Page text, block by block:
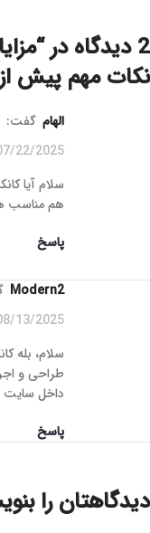
2 دیدگاه در “
نکات مهم پیش
الهام گفت:
07/22/2025 در
سلام آیا
هم مناسب
پاسخ
Modern2
08/13/2025 در
سلام، بله
طراحی و
داخل سایت
پاسخ
دیدگاهتان را